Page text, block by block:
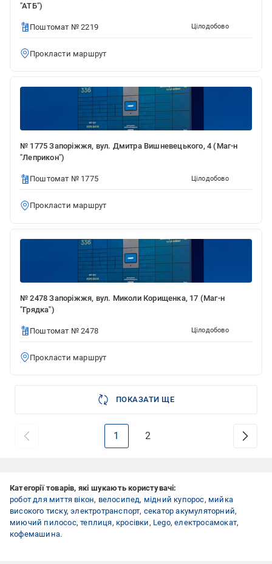
"АТБ")
Поштомат № 2219 Цілодобово
Прокласти маршрут
№ 1775 Запоріжжя, вул. Дмитра Вишневецького, 4 (Маг-н
"Леприкон")
Поштомат № 1775 Цілодобово
Прокласти маршрут
№ 2478 Запоріжжя, вул. Миколи Корищенка, 17 (Маг-н
"Грядка")
Поштомат № 2478 Цілодобово
Прокласти маршрут
ПОКАЗАТИ ЩЕ
1 2
Категорії товарів, які шукають користувачі:
робот для миття вікон, велосипед, мідний купорос, мийка
високого тиску,электротранспорт, секатор акумуляторний,
миючий пилосос,теплиця, кросівки, Lego,електросамокат,
кофемашина.